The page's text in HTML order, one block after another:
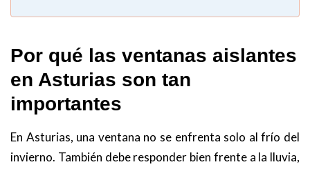
Por qué las ventanas aislantes
en Asturias son tan
importantes
En Asturias, una ventana no se enfrenta solo al frío del
invierno. También debe responder bien frente a la lluvia,